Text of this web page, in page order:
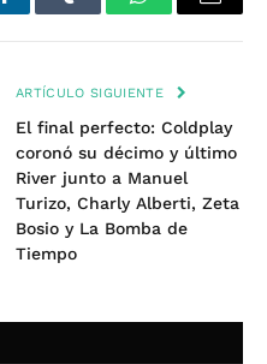
Tumblr WhatsAppEmail
ARTÍCULO SIGUIENTE
El final perfecto: Coldplay
coronó su décimo y último
River junto a Manuel
Turizo, Charly Alberti, Zeta
Bosio y La Bomba de
Tiempo